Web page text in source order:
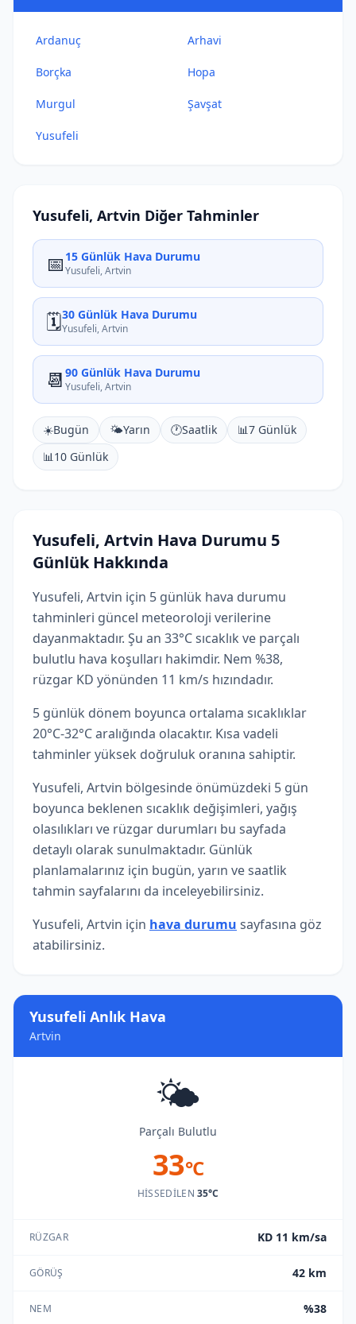
Yusufeli Anlık Hava
Artvin
🌤️
Parçalı Bulutlu
33°C
HISSEDILEN35°C
RÜZGAR KD 11 km/sa
GÖRÜŞ 42 km
NEM %38
Ardanuç Arhavi
Borçka Hopa
Murgul Şavşat
Yusufeli
Yusufeli, Artvin Diğer Tahminler
📅 15 Günlük Hava Durumu
Yusufeli, Artvin
🗓️30 Günlük Hava Durumu
Yusufeli, Artvin
📆 90 Günlük Hava Durumu
Yusufeli, Artvin
☀️Bugün 🌤️Yarın 🕐Saatlik 📊7 Günlük
📊10 Günlük
Yusufeli, Artvin Hava Durumu 5
Günlük Hakkında
Yusufeli, Artvin için 5 günlük hava durumu
tahminleri güncel meteoroloji verilerine
dayanmaktadır. Şu an 33°C sıcaklık ve parçalı
bulutlu hava koşulları hakimdir. Nem %38,
rüzgar KD yönünden 11 km/s hızındadır.
5 günlük dönem boyunca ortalama sıcaklıklar
20°C-32°C aralığında olacaktır. Kısa vadeli
tahminler yüksek doğruluk oranına sahiptir.
Yusufeli, Artvin bölgesinde önümüzdeki 5 gün
boyunca beklenen sıcaklık değişimleri, yağış
olasılıkları ve rüzgar durumları bu sayfada
detaylı olarak sunulmaktadır. Günlük
planlamalarınız için bugün, yarın ve saatlik
tahmin sayfalarını da inceleyebilirsiniz.
Yusufeli, Artvin için hava durumu sayfasına göz
atabilirsiniz.